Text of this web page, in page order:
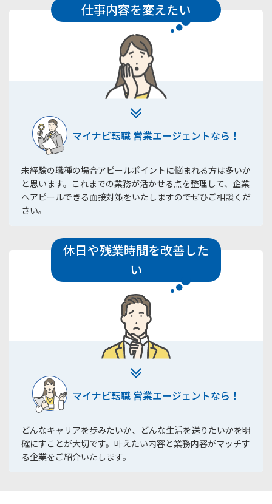
仕事内容を変えたい
マイナビ転職 営業エージェントなら！
未経験の職種の場合アピールポイントに悩まれる方は多いか
と思います。これまでの業務が活かせる点を整理して、企業
へアピールできる面接対策をいたしますのでぜひご相談くだ
さい。
休日や残業時間を改善した
い
マイナビ転職 営業エージェントなら！
どんなキャリアを歩みたいか、どんな生活を送りたいかを明
確にすことが大切です。叶えたい内容と業務内容がマッチす
る企業をご紹介いたします。